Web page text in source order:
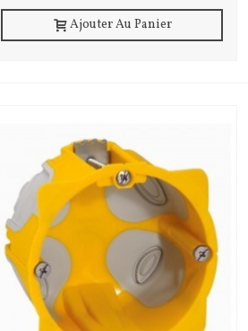
Ajouter Au Panier